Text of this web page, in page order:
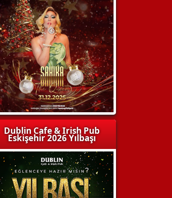
Dublin Cafe & Irish Pub
Eskişehir 2026 Yılbaşı